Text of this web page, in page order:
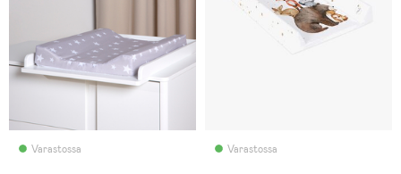
Varastossa Varastossa